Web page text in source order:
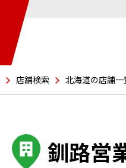
店舗検索 北海道の店舗一
釧路営